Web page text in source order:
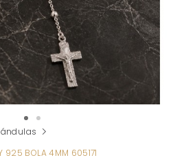
925 BOLA 4MM 605171